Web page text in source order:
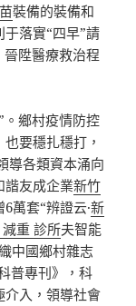
裝備的裝備和
落實“四早”請
陞醫療救治程
。鄉村疫情防控
要穩扎穩打，
導各類資本涌向
諧友成企業新竹
萬套“辨證云·新
重 診所夫智能
中國鄉村雜志
普專刊》，科
介入，領導社會